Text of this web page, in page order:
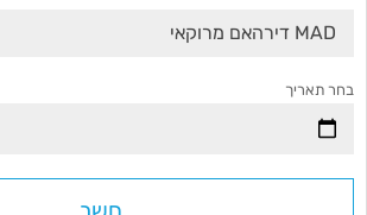
MAD דירהאם מרוקאי
בחר תאריך